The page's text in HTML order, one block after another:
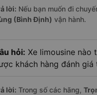
lời: Nếu bạn muốn đi
(Bình Định) vận hành.
hỏi: Xe limousine nào
khách hàng đánh giá
lời: Trong số các hãng,